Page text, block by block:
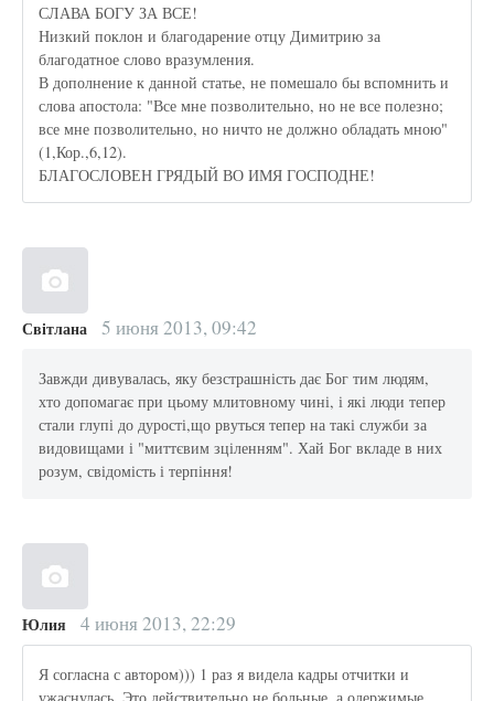
СЛАВА БОГУ ЗА ВСЕ!
Низкий поклон и благодарение отцу Димитрию за
благодатное слово вразумления.
В дополнение к данной статье, не помешало бы вспомнить и
слова апостола: "Все мне позволительно, но не все полезно;
все мне позволительно, но ничто не должно обладать мною"
(1,Кор.,6,12).
БЛАГОСЛОВЕН ГРЯДЫЙ ВО ИМЯ ГОСПОДНЕ!
Світлана 5 июня 2013, 09:42
Завжди дивувалась, яку безстрашність дає Бог тим людям,
хто допомагає при цьому млитовному чині, і які люди тепер
стали глупі до дурості,що рвуться тепер на такі служби за
видовищами і "миттєвим зціленням". Хай Бог вкладе в них
розум, свідомість і терпіння!
Юлия 4 июня 2013, 22:29
Я согласна с автором))) 1 раз я видела кадры отчитки и